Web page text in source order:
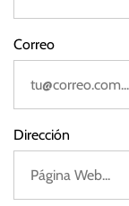
e
n
Correo
Dirección